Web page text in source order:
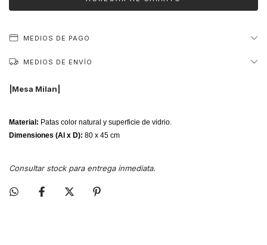
MEDIOS DE PAGO
MEDIOS DE ENVÍO
|Mesa Milan|
Material: Patas color natural y superficie de vidrio.
Dimensiones (Al x D): 80 x 45 cm
Consultar stock para entrega inmediata.